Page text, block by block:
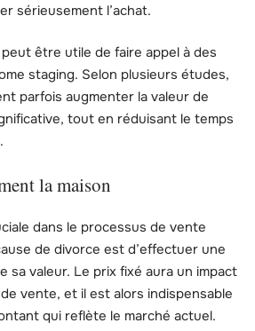
sérieusement l’achat.
être utile de faire appel à des
staging. Selon plusieurs études,
parfois augmenter la valeur de
tout en réduisant le temps
la maison
dans le processus de vente
de divorce est d’effectuer une
sa valeur. Le prix fixé aura un impact
vente, et il est alors indispensable
qui reflète le marché actuel.